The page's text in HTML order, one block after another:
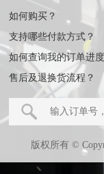
如何购买？
支持哪些付款方式？
如何查询我的订单进
售后及退换货流程？
版权所有 ©